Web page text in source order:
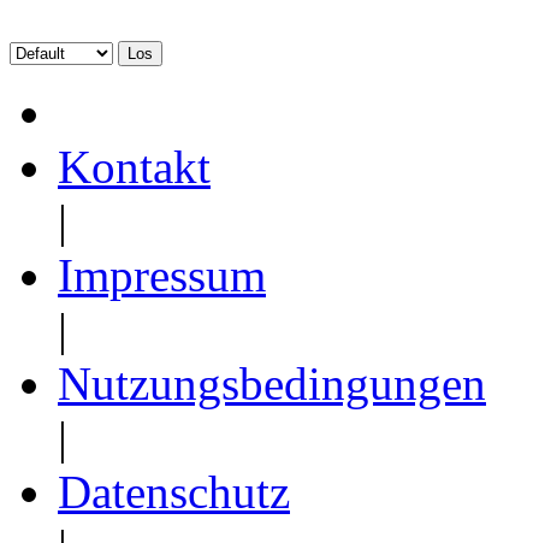
Kontakt
|
Impressum
|
Nutzungsbedingungen
|
Datenschutz